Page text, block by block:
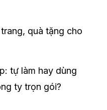
quà tặng cho
tự làm hay dùng
ty trọn gói?